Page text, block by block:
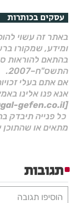
עסקים בכותרות
באתר זה עשוי
ומידע, שמקורו
התשס"ח–2007.
אם אתם בעלי
אנא פנו אלינו
[Manager@gal-gefen.co.il]
כל פנייה תיבדק
מתאים או שהתוכן
תגובות
הוסיפו תגובה